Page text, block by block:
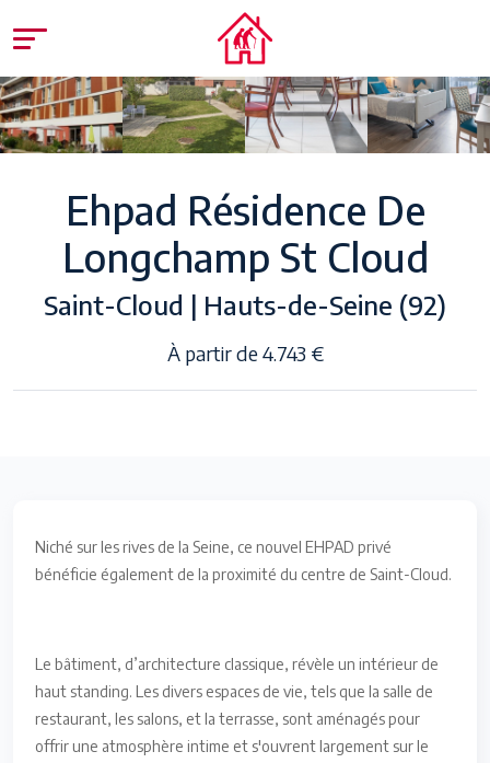
Ehpad Résidence De
Longchamp St Cloud
Saint-Cloud | Hauts-de-Seine (92)
À partir de 4.743 €
Niché sur les rives de la Seine, ce nouvel EHPAD privé
bénéficie également de la proximité du centre de Saint-Cloud.
Le bâtiment, d’architecture classique, révèle un intérieur de
haut standing. Les divers espaces de vie, tels que la salle de
restaurant, les salons, et la terrasse, sont aménagés pour
offrir une atmosphère intime et s'ouvrent largement sur le